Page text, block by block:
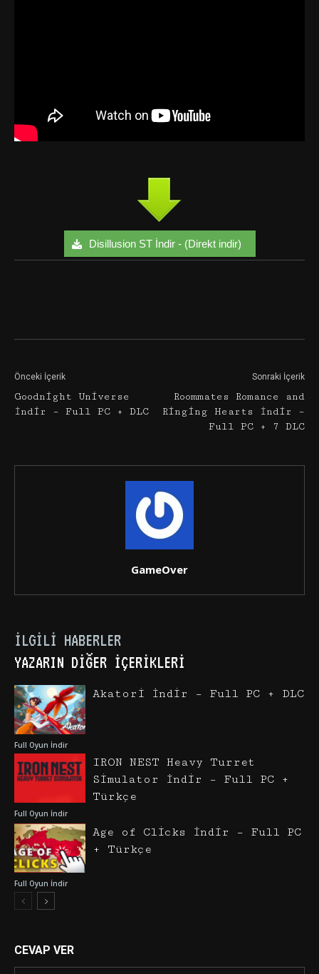
Disillusion ST İndir - (Direkt indir)
Önceki İçerik
Goodnight Universe
İndir – Full PC + DLC
Sonraki İçerik
Roommates Romance and
Ringing Hearts İndir –
Full PC + 7 DLC
GameOver
İLGILI HABERLER
YAZARIN DIĞER İÇERIKLERI
Full Oyun İndir
Akatori İndir – Full PC + DLC
Full Oyun İndir
IRON NEST Heavy Turret
Simulator İndir – Full PC +
Türkçe
Full Oyun İndir
Age of Clicks İndir – Full PC
+ Türkçe
CEVAP VER